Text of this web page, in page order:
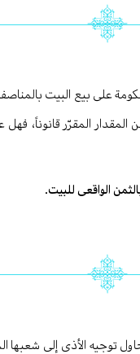
علی بیع البیت
المقرّر قانوناً،
الواقعی للبیت.
توجیه الأذی إلی شعبها